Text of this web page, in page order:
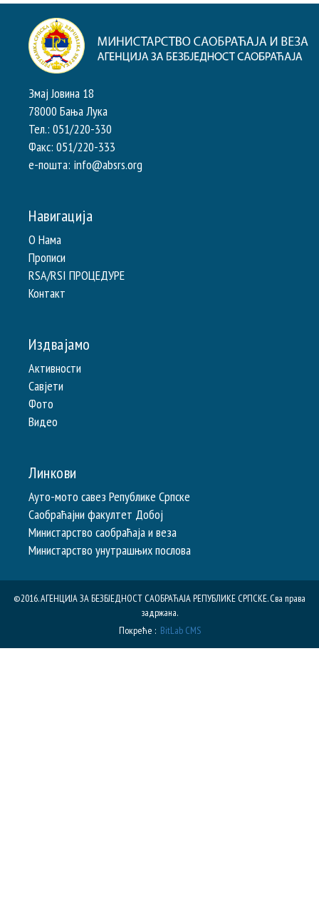
Змај Јовина 18
78000 Бања Лука
Тел.: 051/220-330
Факс: 051/220-333
e-пошта: info@absrs.org
Навигација
О Нама
Прописи
RSA/RSI ПРОЦЕДУРЕ
Контакт
Издвајамо
Активности
Савјети
Фото
Видео
Линкови
Ауто-мото савез Републике Српске
Саобраћајни факултет Добој
Министарство саобраћаја и веза
Министарство унутрашњих послова
©2016. АГЕНЦИЈА ЗА БЕЗБЈЕДНОСТ САОБРАЋАЈА РЕПУБЛИКE СРПСКЕ. Сва права
задржана.
Покреће : BitLab CMS